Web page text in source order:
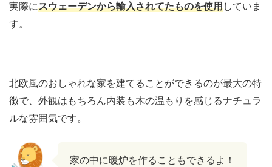
実際にスウェーデンから輸入されてたものを使用していま
す。
北欧風のおしゃれな家を建てることができるのが最大の特
徴で、外観はもちろん内装も木の温もりを感じるナチュラ
ルな雰囲気です。
家の中に暖炉を作ることもできるよ！